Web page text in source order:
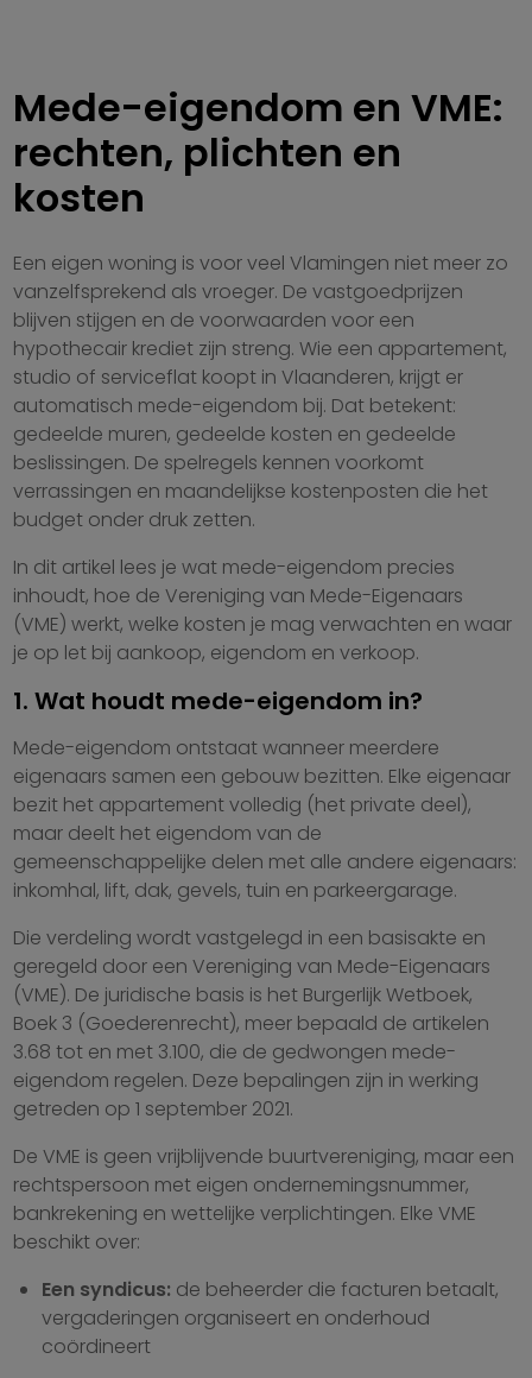
Mede-eigendom en VME:
rechten, plichten en
kosten
Een eigen woning is voor veel Vlamingen niet meer zo
vanzelfsprekend als vroeger. De vastgoedprijzen
blijven stijgen en de voorwaarden voor een
hypothecair krediet zijn streng. Wie een appartement,
studio of serviceflat koopt in Vlaanderen, krijgt er
automatisch mede-eigendom bij. Dat betekent:
gedeelde muren, gedeelde kosten en gedeelde
beslissingen. De spelregels kennen voorkomt
verrassingen en maandelijkse kostenposten die het
budget onder druk zetten.
In dit artikel lees je wat mede-eigendom precies
inhoudt, hoe de Vereniging van Mede-Eigenaars
(VME) werkt, welke kosten je mag verwachten en waar
je op let bij aankoop, eigendom en verkoop.
1. Wat houdt mede-eigendom in?
Mede-eigendom ontstaat wanneer meerdere
eigenaars samen een gebouw bezitten. Elke eigenaar
bezit het appartement volledig (het private deel),
maar deelt het eigendom van de
gemeenschappelijke delen met alle andere eigenaars:
inkomhal, lift, dak, gevels, tuin en parkeergarage.
Die verdeling wordt vastgelegd in een basisakte en
geregeld door een Vereniging van Mede-Eigenaars
(VME). De juridische basis is het Burgerlijk Wetboek,
Boek 3 (Goederenrecht), meer bepaald de artikelen
3.68 tot en met 3.100, die de gedwongen mede-
eigendom regelen. Deze bepalingen zijn in werking
getreden op 1 september 2021.
De VME is geen vrijblijvende buurtvereniging, maar een
rechtspersoon met eigen ondernemingsnummer,
bankrekening en wettelijke verplichtingen. Elke VME
beschikt over:
Een syndicus: de beheerder die facturen betaalt,
vergaderingen organiseert en onderhoud
coördineert